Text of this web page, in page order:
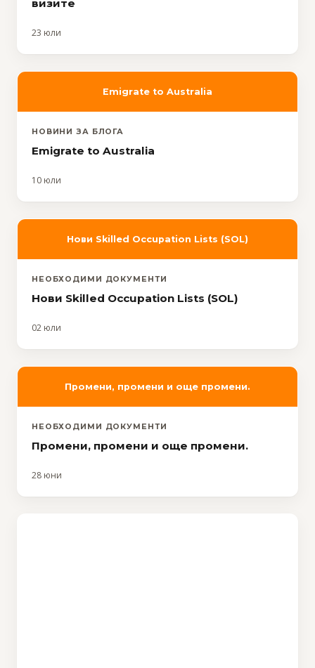
визите
23 юли
Emigrate to Australia
НОВИНИ ЗА БЛОГА
Emigrate to Australia
10 юли
Нови Skilled Occupation Lists (SOL)
НЕОБХОДИМИ ДОКУМЕНТИ
Нови Skilled Occupation Lists (SOL)
02 юли
Промени, промени и още промени.
НЕОБХОДИМИ ДОКУМЕНТИ
Промени, промени и още промени.
28 юни